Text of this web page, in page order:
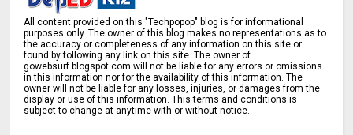
All content provided on this "Techpopop" blog is for informational
purposes only. The owner of this blog makes no representations as to
the accuracy or completeness of any information on this site or
found by following any link on this site. The owner of
gowebsurf.blogspot.com will not be liable for any errors or omissions
in this information nor for the availability of this information. The
owner will not be liable for any losses, injuries, or damages from the
display or use of this information. This terms and conditions is
subject to change at anytime with or without notice.